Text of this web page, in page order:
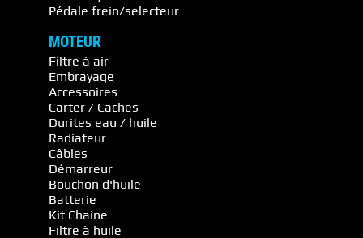
Pédale frein/selecteur
MOTEUR
Filtre à air
Embrayage
Accessoires
Carter / Caches
Durites eau / huile
Radiateur
Câbles
Démarreur
Bouchon d'huile
Batterie
Kit Chaine
Filtre à huile